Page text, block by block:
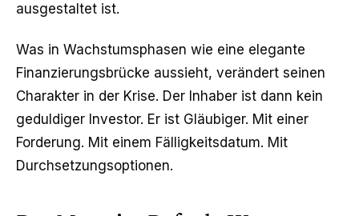
ausgestaltet ist.
Was in Wachstumsphasen wie eine elegante
Finanzierungsbrücke aussieht, verändert seinen
Charakter in der Krise. Der Inhaber ist dann kein
geduldiger Investor. Er ist Gläubiger. Mit einer
Forderung. Mit einem Fälligkeitsdatum. Mit
Durchsetzungsoptionen.